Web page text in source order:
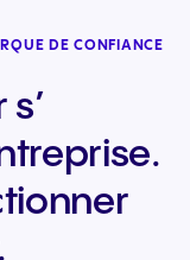
DE CONFIANCE